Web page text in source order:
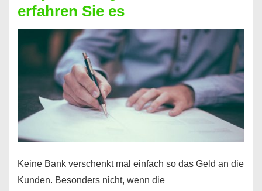
nicht
nur
für
Handy
möglich!
erfahren Sie es
Keine Bank verschenkt mal einfach so das Geld an die
Kunden. Besonders nicht, wenn die